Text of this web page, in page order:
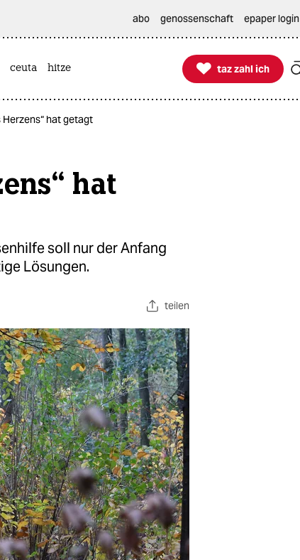
abo genossenschaft epaper login
ceuta hitze 
taz zahl ich
taz zahl ich
Herzens“ hat getagt
hat
soll nur der Anfang
Lösungen.
teilen